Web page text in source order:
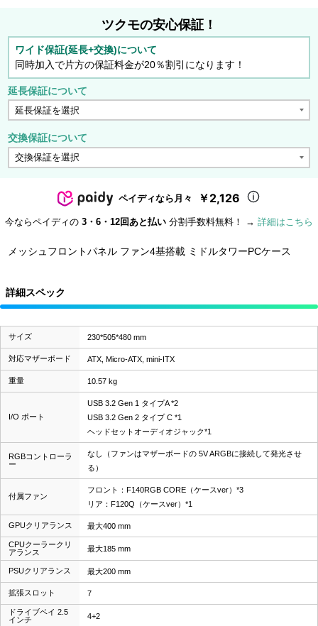
ツクモの安心保証！
ワイド保証(延長+交換)について
同時加入で片方の保証料金が20％割引になります！
延長保証について
交換保証について
ペイディなら月々 ￥2,126
今ならペイディの 3・6・12回あと払い 分割手数料無料！ → 詳細はこちら
メッシュフロントパネル ファン4基搭載 ミドルタワーPCケース
詳細スペック
サイズ 230*505*480 mm
対応マザーボード ATX, Micro-ATX, mini-ITX
重量 10.57 kg
I/O ポート
USB 3.2 Gen 1 タイプA *2
USB 3.2 Gen 2 タイプ C *1
ヘッドセットオーディオジャック*1
RGBコントローラ
ー
なし（ファンはマザーボードの 5V ARGBに接続して発光させ
る）
付属ファン
フロント：F140RGB CORE（ケースver）*3
リア：F120Q（ケースver）*1
GPUクリアランス 最大400 mm
CPUクーラークリ
アランス
最大185 mm
PSUクリアランス 最大200 mm
拡張スロット 7
ドライブベイ 2.5
インチ
4+2